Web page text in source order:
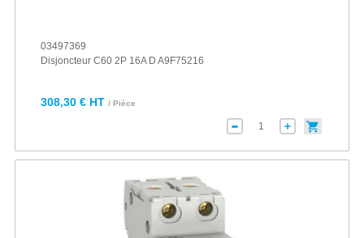
03497369
Disjoncteur C60 2P 16A D A9F75216
308,30 € HT / Pièce